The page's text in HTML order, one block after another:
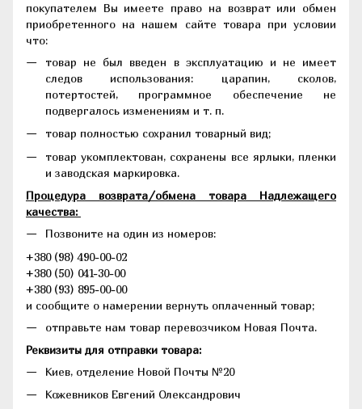
покупателем Вы имеете право на возврат или обмен
приобретенного на нашем сайте товара при условии
что:
товар не был введен в эксплуатацию и не имеет
следов использования: царапин, сколов,
потертостей, программное обеспечение не
подвергалось изменениям и т. п.
товар полностью сохранил товарный вид;
товар укомплектован, сохранены все ярлыки, пленки
и заводская маркировка.
Процедура возврата/обмена товара Надлежащего
качества:
Позвоните на один из номеров:
+380 (98) 490-00-02
+380 (50) 041-30-00
+380 (93) 895-00-00
и сообщите о намерении вернуть оплаченный товар;
отправьте нам товар перевозчиком Новая Почта.
Реквизиты для отправки товара:
Киев, отделение Новой Почты №20
Кожевников Евгений Олександрович